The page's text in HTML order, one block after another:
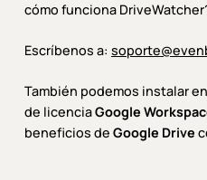
cómo funciona
Escríbenos a:
También podemos instalar
de licenciaGoogle
beneficios de Google Drive